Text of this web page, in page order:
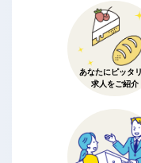
あなたにピッタ
求人をご紹介